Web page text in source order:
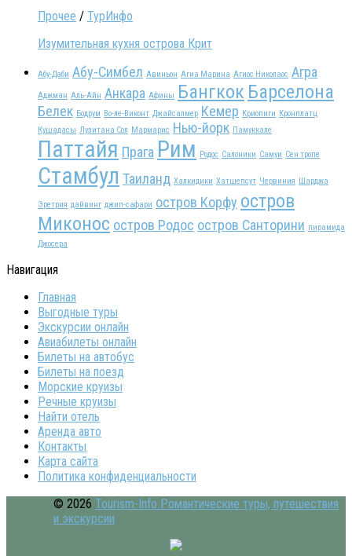
Прочее / ТурИнфо
Изумительная кухня острова Крит
Абу-Даби Абу-Симбел Авиньон Агиа Марина Агиос Николаос Агра
Аджман Аль-Айн Анкара Афины Бангкок Барселона
Белек Бодрум Во-ле-Виконт Джайсалмер Кемер Криопиги Кронплатц
Кушадасы Лузитана Сол Мармарис Нью-йорк Памуккале
Паттайя Прага Рим Родос Салоники Самуи Сен тропе
Стамбул Таиланд Халкидики Хатшепсут Червиния Шарджа
Эретрия дайвинг джип-сафари остров Корфу остров
Миконос остров Родос остров Санторини пирамида
Джосера
Навигация
Главная
Выгодные туры
Экскурсии онлайн
Авиабилеты онлайн
Билеты на автобус
Билеты на поезд
Морские круизы
Речные круизы
Найти отель
Аренда авто
Контакты
Карта сайта
Политика конфиденциальности
© 2026 Tourism-Info Романтические туры, путешествия
и экскурсии